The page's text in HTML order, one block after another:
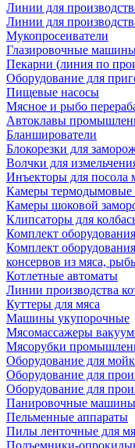
Линии для
Линии для
Мукопросеиватели
Глазировочные
Пекарни (линия по
Оборудование для
Пищевые насосы
Мясное и рыбо
Автоклавы
Бланширователи
Блокорезки для
Волчки для
Инъекторы для посола
Камеры термодымовые
Камеры шоковой
Клипсаторы для
Комплект
Комплект
консервов из мяса,
Котлетные автоматы
Линии производства
Куттеры для мяса
Машины укупорочные
Мясомассажеры
Мясорубки
Оборудование для
Оборудование для
Оборудование для
Панировочные машины
Пельменные аппараты
Пилы ленточные для
Подъемники-